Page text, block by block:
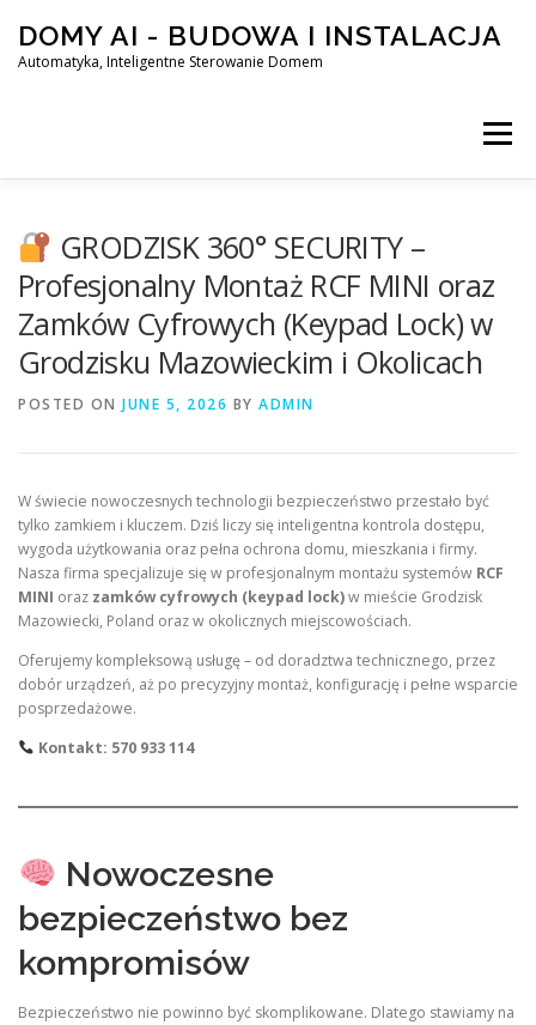
content
DOMY AI - BUDOWA I INSTALACJA
Automatyka, Inteligentne Sterowanie Domem
Menu
SMART DOM AI – AUTOMATYKA, INTELIGENTNE
BLOG KONTAKT
GRODZISK 360° SECURITY –
Profesjonalny Montaż RCF MINI oraz
Zamków Cyfrowych (Keypad Lock) w
Grodzisku Mazowieckim i Okolicach
POSTED ON JUNE 5, 2026 BY ADMIN
W świecie nowoczesnych technologii bezpieczeństwo przestało być
tylko zamkiem i kluczem. Dziś liczy się inteligentna kontrola dostępu,
wygoda użytkowania oraz pełna ochrona domu, mieszkania i firmy.
Nasza firma specjalizuje się w profesjonalnym montażu systemów RCF
MINI oraz zamków cyfrowych (keypad lock)w mieście Grodzisk
Mazowiecki, Poland oraz w okolicznych miejscowościach.
Oferujemy kompleksową usługę – od doradztwa technicznego, przez
dobór urządzeń, aż po precyzyjny montaż, konfigurację i pełne wsparcie
posprzedażowe.
Kontakt: 570 933 114
Nowoczesne
bezpieczeństwo bez
kompromisów
Bezpieczeństwo nie powinno być skomplikowane. Dlatego stawiamy na